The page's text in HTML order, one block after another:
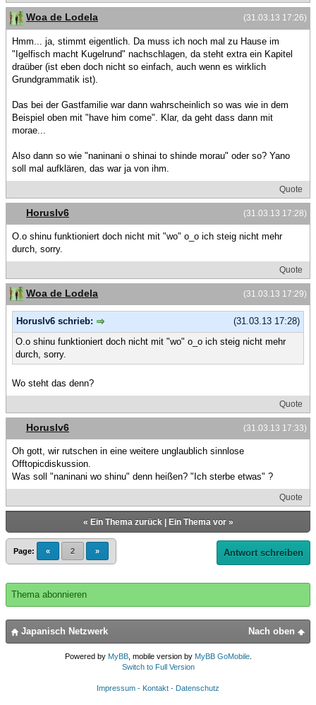
(31.03.13 17:26)
Woa de Lodela
Hmm... ja, stimmt eigentlich. Da muss ich noch mal zu Hause im
"Igelfisch macht Kugelrund" nachschlagen, da steht extra ein Kapitel
draüber (ist eben doch nicht so einfach, auch wenn es wirklich
Grundgrammatik ist).
Das bei der Gastfamilie war dann wahrscheinlich so was wie in dem
Beispiel oben mit "have him come". Klar, da geht dass dann mit
morae...
Also dann so wie "naninani o shinai to shinde morau" oder so? Yano
soll mal aufklären, das war ja von ihm.
Quote
(31.03.13 17:28)
Horuslv6
O.o shinu funktioniert doch nicht mit "wo" o_o ich steig nicht mehr
durch, sorry.
Quote
(31.03.13 17:29)
Woa de Lodela
(31.03.13 17:28)
Horuslv6 schrieb:
O.o shinu funktioniert doch nicht mit "wo" o_o ich steig nicht mehr
durch, sorry.
Wo steht das denn?
Quote
(31.03.13 17:33)
Horuslv6
Oh gott, wir rutschen in eine weitere unglaublich sinnlose
Offtopicdiskussion.
Was soll "naninani wo shinu" denn heißen? "Ich sterbe etwas" ?
Quote
« Ein Thema zurück| Ein Thema vor»
Page: « 2 » Antwort schreiben
Thema abonnieren
Nach oben
Japanisch Netzwerk
Powered by MyBB, mobile version by MyBB GoMobile.
Switch to Full Version
Impressum - Kontakt - Datenschutz